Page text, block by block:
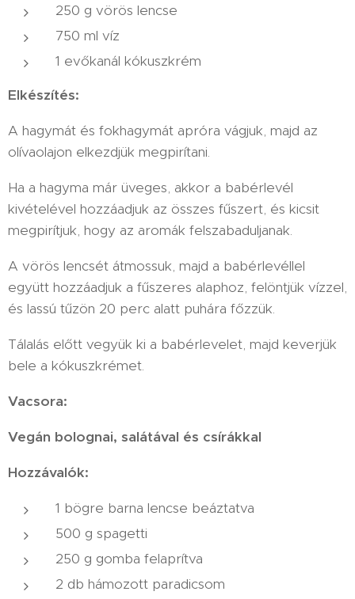
250 g vörös lencse
750 ml víz
1 evőkanál kókuszkrém
Elkészítés:
A hagymát és fokhagymát apróra vágjuk, majd az
olívaolajon elkezdjük megpirítani.
Ha a hagyma már üveges, akkor a babérlevél
kivételével hozzáadjuk az összes fűszert, és kicsit
megpirítjuk, hogy az aromák felszabaduljanak.
A vörös lencsét átmossuk, majd a babérlevéllel
együtt hozzáadjuk a fűszeres alaphoz, felöntjük vízzel,
és lassú tűzön 20 perc alatt puhára főzzük.
Tálalás előtt vegyük ki a babérlevelet, majd keverjük
bele a kókuszkrémet.
Vacsora:
Vegán bolognai, salátával és csírákkal
Hozzávalók:
1 bögre barna lencse beáztatva
500 g spagetti
250 g gomba felaprítva
2 db hámozott paradicsom